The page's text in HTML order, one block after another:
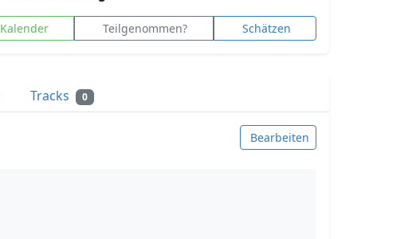
Kalender Teilgenommen? Schätzen
Tracks 0
Bearbeiten